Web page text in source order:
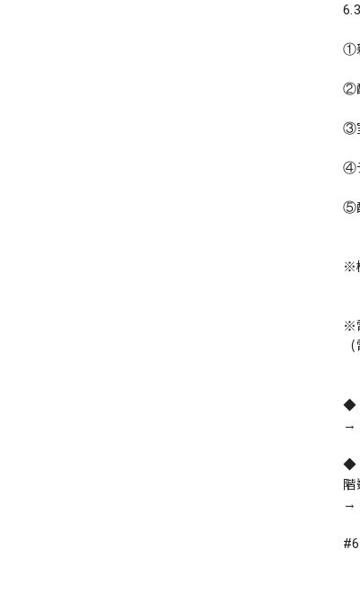
①
②
③
④
⑤
※
※
◆
→
◆
階
→